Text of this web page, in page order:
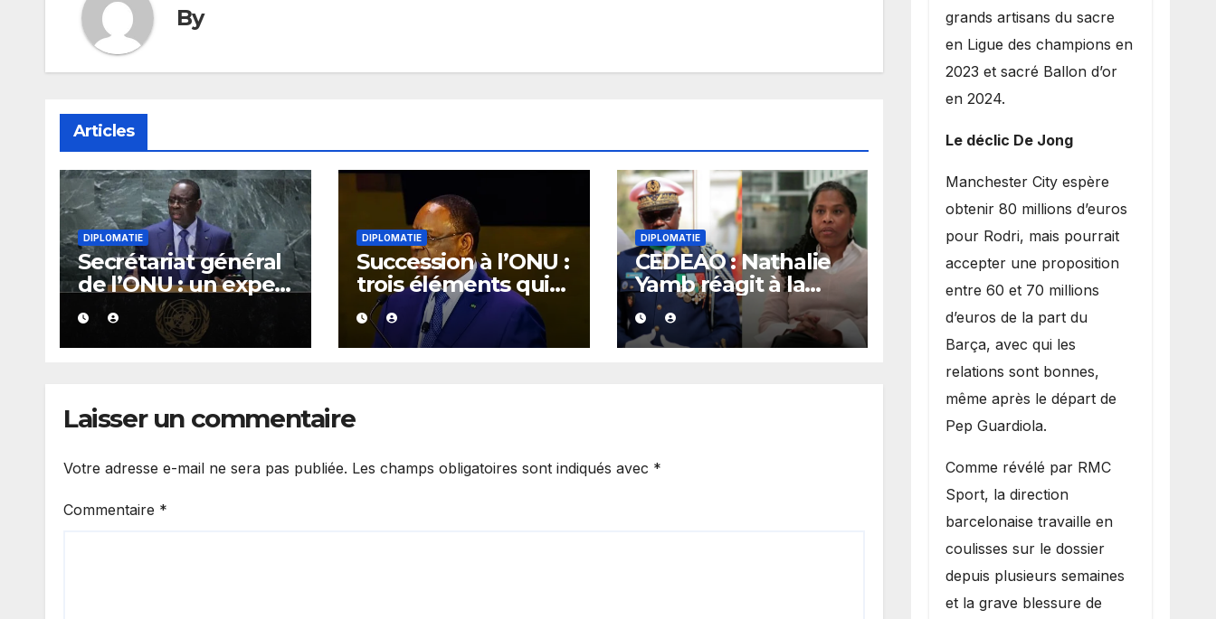
By
Articles
DIPLOMATIE
Secrétariat général
de l’ONU : un expert
se montre
optimiste quant aux
chances de Macky
DIPLOMATIE
Succession à l’ONU :
trois éléments qui
compliquent la
candidature de
Macky Sall
DIPLOMATIE
CEDEAO : Nathalie
Yamb réagit à la
nomination du
général Birame
Diop à la
Laisser un commentaire
Votre adresse e-mail ne sera pas publiée. Les champs obligatoires sont indiqués avec *
Commentaire *
grands artisans du sacre
en Ligue des champions en
2023 et sacré Ballon d’or
en 2024.
Le déclic De Jong
​Manchester City espère
obtenir 80 millions d’euros
pour Rodri, mais pourrait
accepter une proposition
entre 60 et 70 millions
d’euros de la part du
Barça, avec qui les
relations sont bonnes,
même après le départ de
Pep Guardiola.
​Comme révélé par RMC
Sport, la direction
barcelonaise travaille en
coulisses sur le dossier
depuis plusieurs semaines
et la grave blessure de